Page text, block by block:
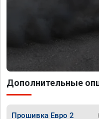
Дополнительные
Прошивка Евро 2